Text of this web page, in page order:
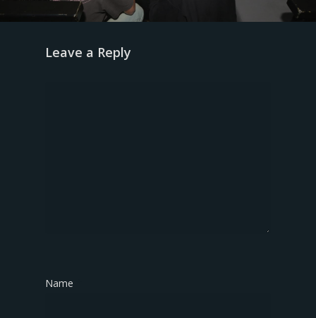
Leave a Reply
Name